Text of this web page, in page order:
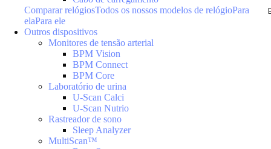
Comparar relógiosTodos os nossos modelos de relógioPara
elaPara ele
Outros dispositivos
Monitores de tensão arterial
BPM Vision
BPM Connect
BPM Core
Laboratório de urina
U-Scan Calci
U-Scan Nutrio
Rastreador de sono
Sleep Analyzer
MultiScan™